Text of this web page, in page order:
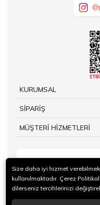
KURUMSAL
SİPARİŞ
MÜŞTERİ HİZMETLERİ
Size daha iyi hizmet
kullanılmaktadır. Çerez
dilerseniz tercihlerinizi